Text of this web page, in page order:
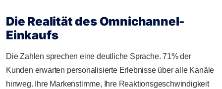
Die Realität des Omnichannel-
Einkaufs
Die Zahlen sprechen eine deutliche Sprache. 71% der
Kunden erwarten personalisierte Erlebnisse über alle Kanäle
hinweg. Ihre Markenstimme, Ihre Reaktionsgeschwindigkeit